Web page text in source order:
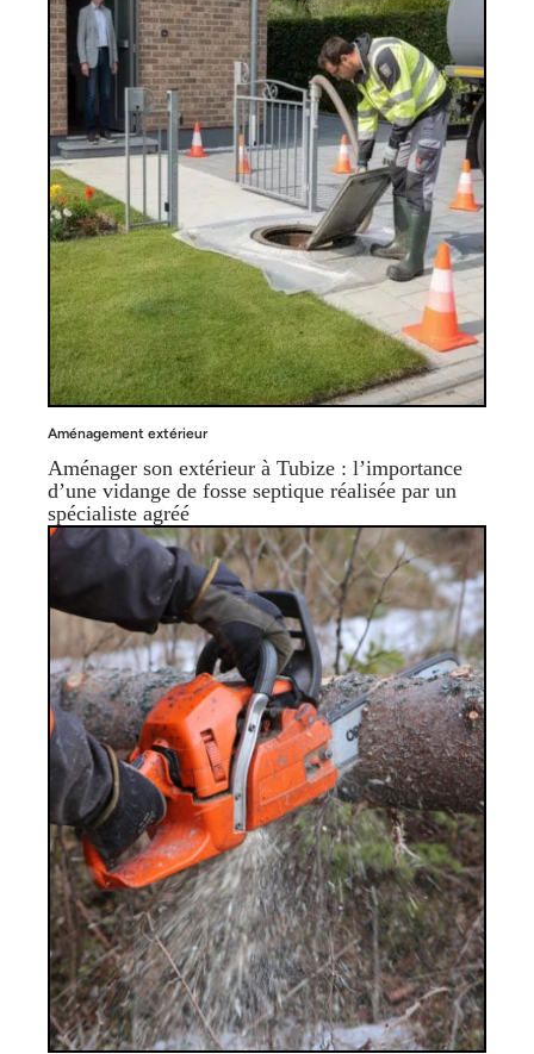
Aménagement extérieur
Aménager son extérieur à Tubize : l’importance
d’une vidange de fosse septique réalisée par un
spécialiste agréé